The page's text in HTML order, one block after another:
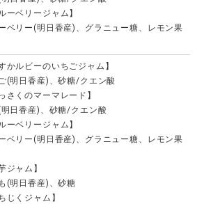
ーベリージャム】
ベリー(明日香産)、グラニュー糖、レモン果
かルビーのいちごジャム】
(明日香産)、砂糖/クエン酸
さくのマーマレード】
日香産)、砂糖/クエン酸
ーベリージャム】
ベリー(明日香産)、グラニュー糖、レモン果
ジャム】
(明日香産)、砂糖
じくジャム】